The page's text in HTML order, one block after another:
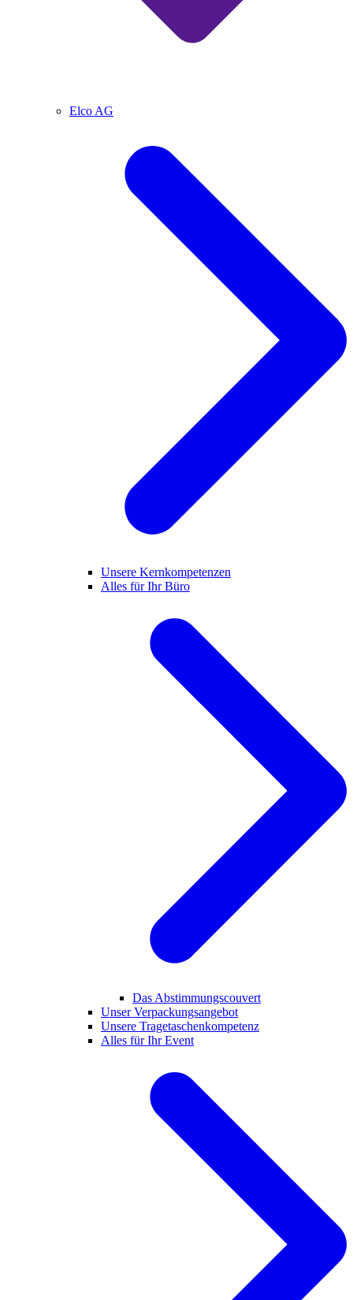
Elco AG
Unsere Kernkompetenzen
Alles für Ihr Büro
Das Abstimmungscouvert
Unser Verpackungsangebot
Unsere Tragetaschenkompetenz
Alles für Ihr Event